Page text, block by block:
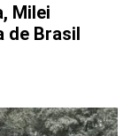
Milei
de Brasil